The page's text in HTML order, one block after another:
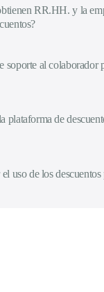
RR.HH. y la
soporte al colaborador
plataforma de
uso de los